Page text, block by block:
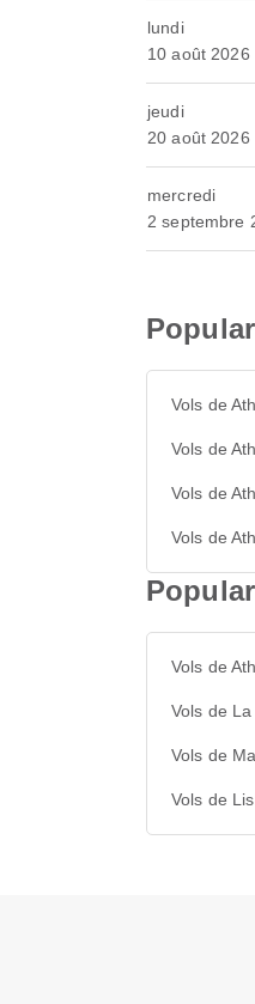
lundi
10 août 2026
jeudi
20 août 2026
mercredi
2 septembre
Vols de
Vols de
Vols de
Vols de
Vols de
Vols de
Vols de
Vols de